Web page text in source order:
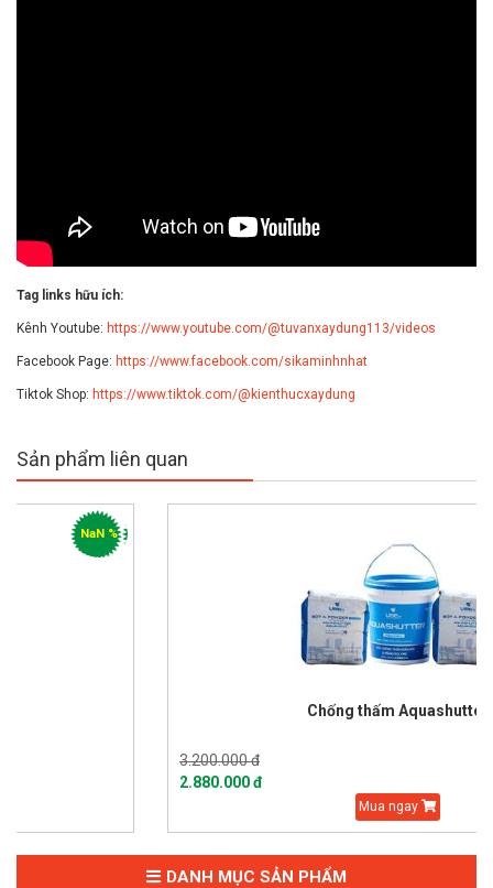
Tag links hữu ích:
Kênh Youtube: https://www.youtube.com/@tuvanxaydung113/videos
Facebook Page: https://www.facebook.com/sikaminhnhat
Tiktok Shop: https://www.tiktok.com/@kienthucxaydung
Sản phẩm liên quan
Chống thấm Aquashutter
DANH MỤC SẢN PHẨM